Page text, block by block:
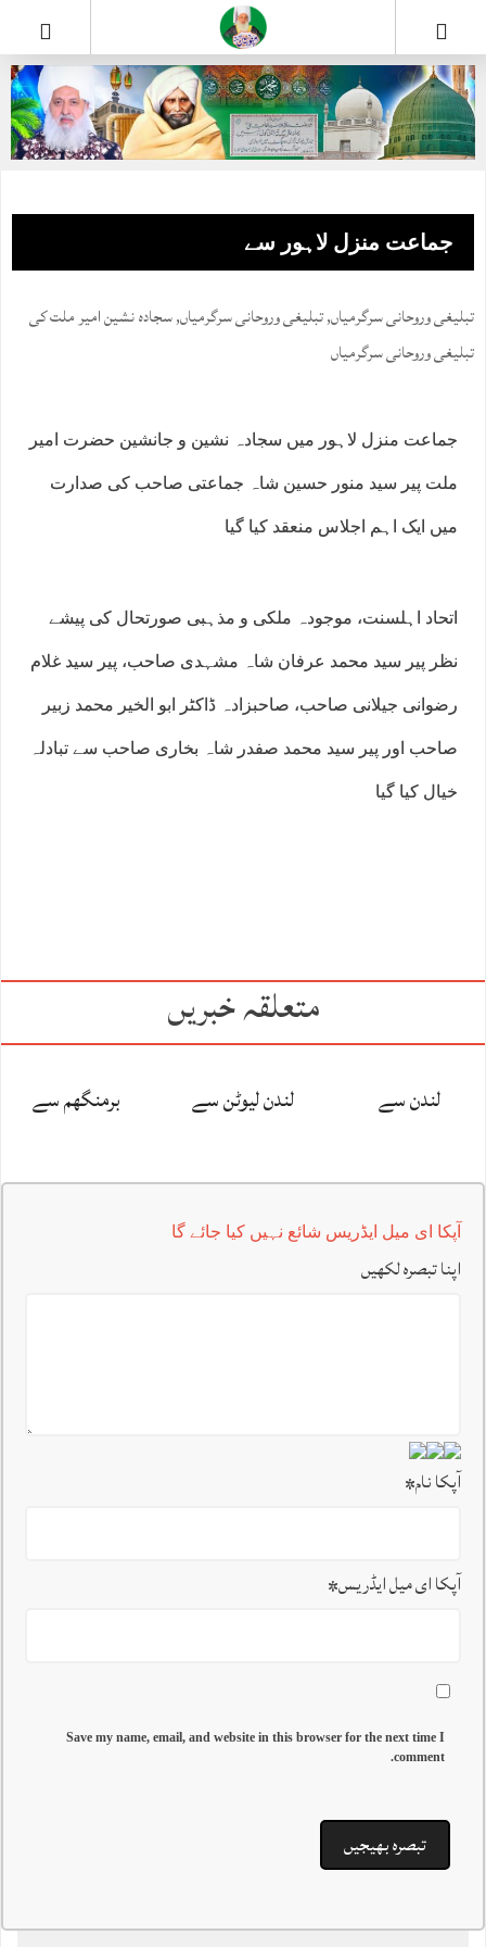
جماعت منزل لاہور سے
تبلیغی وروحانی سرگرمیاں,تبلیغی وروحانی سرگرمیاں,سجادہ نشین امیر ملت کی
تبلیغی وروحانی سرگرمیاں
جماعت منزل لاہور میں سجادہ نشین و جانشین حضرت امیر
ملت پیر سید منور حسین شاہ جماعتی صاحب کی صدارت
میں ایک اہم اجلاس منعقد کیا گیا
اتحاد اہلسنت، موجودہ ملکی و مذہبی صورتحال کی پیشے
نظر پیر سید محمد عرفان شاہ مشہدی صاحب، پیر سید غلام
رضوانی جیلانی صاحب، صاحبزادہ ڈاکٹر ابو الخیر محمد زبیر
صاحب اور پیر سید محمد صفدر شاہ بخاری صاحب سے تبادلہ
خیال کیا گیا
متعلقہ خبریں
لندن سے لندن لیوٹن سے برمنگھم سے
آپکا ای میل ایڈریس شائع نہیں کیا جائے گا
اپنا تبصرہ لکھیں
آپکا نام*
آپکا ای میل ایڈریس*
Save my name, email, and website in this browser for the next time I
comment.